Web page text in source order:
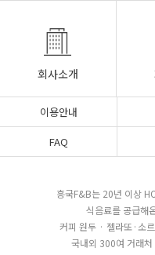
회사소개
이용안내
FAQ
흥국F&B는 20년 이상
식음료를 공급해
커피 원두 · 젤라또·소
국내외 300여 거래